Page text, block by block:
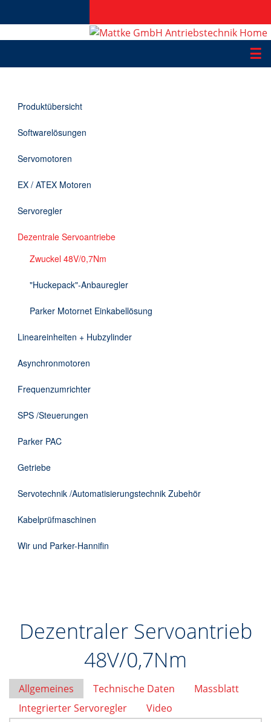
☰
Applikationen
Informationen
Downloads
Kontakt
Produktübersicht
Softwarelösungen
Servomotoren
EX / ATEX Motoren
Servoregler
Dezentrale Servoantriebe
Zwuckel 48V/0,7Nm
"Huckepack"-Anbauregler
Parker Motornet Einkabellösung
Lineareinheiten + Hubzylinder
Asynchronmotoren
Frequenzumrichter
SPS /Steuerungen
Parker PAC
Getriebe
Servotechnik /Automatisierungstechnik Zubehör
Kabelprüfmaschinen
Wir und Parker-Hannifin
Dezentraler Servoantrieb
48V/0,7Nm
Allgemeines Technische Daten
Massblatt
Integrierter Servoregler
Video